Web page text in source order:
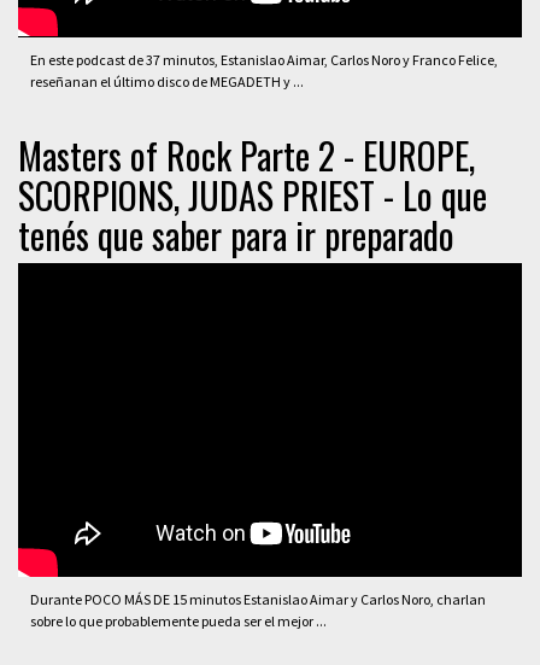
En este podcast de 37 minutos, Estanislao Aimar, Carlos Noro y Franco Felice,
reseñanan el último disco de MEGADETH y ...
Masters of Rock Parte 2 - EUROPE,
SCORPIONS, JUDAS PRIEST - Lo que
tenés que saber para ir preparado
Durante POCO MÁS DE 15 minutos Estanislao Aimar y Carlos Noro, charlan
sobre lo que probablemente pueda ser el mejor ...